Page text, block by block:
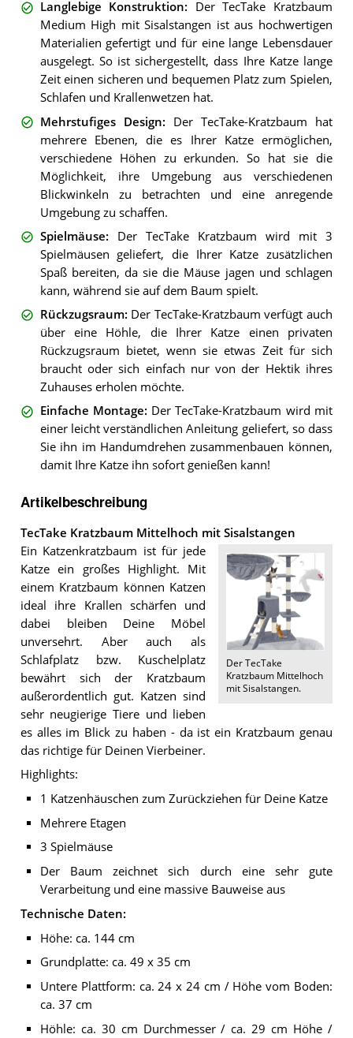
Langlebige Konstruktion: Der TecTake Kratzbaum
Medium High mit Sisalstangen ist aus hochwertigen
Materialien gefertigt und für eine lange Lebensdauer
ausgelegt. So ist sichergestellt, dass Ihre Katze lange
Zeit einen sicheren und bequemen Platz zum Spielen,
Schlafen und Krallenwetzen hat.
Mehrstufiges Design: Der TecTake-Kratzbaum hat
mehrere Ebenen, die es Ihrer Katze ermöglichen,
verschiedene Höhen zu erkunden. So hat sie die
Möglichkeit, ihre Umgebung aus verschiedenen
Blickwinkeln zu betrachten und eine anregende
Umgebung zu schaffen.
Spielmäuse: Der TecTake Kratzbaum wird mit 3
Spielmäusen geliefert, die Ihrer Katze zusätzlichen
Spaß bereiten, da sie die Mäuse jagen und schlagen
kann, während sie auf dem Baum spielt.
Rückzugsraum: Der TecTake-Kratzbaum verfügt auch
über eine Höhle, die Ihrer Katze einen privaten
Rückzugsraum bietet, wenn sie etwas Zeit für sich
braucht oder sich einfach nur von der Hektik ihres
Zuhauses erholen möchte.
Einfache Montage: Der TecTake-Kratzbaum wird mit
einer leicht verständlichen Anleitung geliefert, so dass
Sie ihn im Handumdrehen zusammenbauen können,
damit Ihre Katze ihn sofort genießen kann!
Artikelbeschreibung
TecTake Kratzbaum Mittelhoch mit Sisalstangen
Der TecTake
Kratzbaum Mittelhoch
mit Sisalstangen.
Ein Katzenkratzbaum ist für jede
Katze ein großes Highlight. Mit
einem Kratzbaum können Katzen
ideal ihre Krallen schärfen und
dabei bleiben Deine Möbel
unversehrt. Aber auch als
Schlafplatz bzw. Kuschelplatz
bewährt sich der Kratzbaum
außerordentlich gut. Katzen sind
sehr neugierige Tiere und lieben
es alles im Blick zu haben - da ist ein Kratzbaum genau
das richtige für Deinen Vierbeiner.
Highlights:
1 Katzenhäuschen zum Zurückziehen für Deine Katze
Mehrere Etagen
3 Spielmäuse
Der Baum zeichnet sich durch eine sehr gute
Verarbeitung und eine massive Bauweise aus
Technische Daten:
Höhe: ca. 144 cm
Grundplatte: ca. 49 x 35 cm
Untere Plattform: ca. 24 x 24 cm / Höhe vom Boden:
ca. 37 cm
Höhle: ca. 30 cm Durchmesser / ca. 29 cm Höhe /